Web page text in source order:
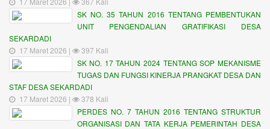
SK NO. 35 TAHUN 2016 TENTANG PEMBENTUKAN
UNIT PENGENDALIAN GRATIFIKASI DESA
SEKARDADI
17 Maret 2026 |
397 Kali
SK NO. 17 TAHUN 2024 TENTANG SOP MEKANISME
TUGAS DAN FUNGSI KINERJA PRANGKAT DESA DAN
STAF DESA SEKARDADI
17 Maret 2026 |
378 Kali
PERDES NO. 7 TAHUN 2016 TENTANG STRUKTUR
ORGANISASI DAN TATA KERJA PEMERINTAH DESA